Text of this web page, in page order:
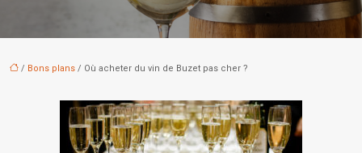
/ Bons plans / Où acheter du vin de Buzet pas cher ?